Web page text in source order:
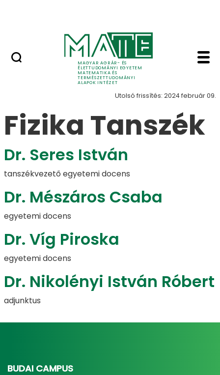
MAGYAR AGRÁR- ÉS
ÉLETTUDOMÁNYI EGYETEM
MATEMATIKA ÉS
TERMÉSZETTUDOMÁNYI
ALAPOK INTÉZET
Munkatársak - Fizika
Munkatársak
Utolsó frissítés: 2024 február 09.
Fizika Tanszék
Dr. Seres István
tanszékvezető egyetemi docens
Dr. Mészáros Csaba
egyetemi docens
Dr. Víg Piroska
egyetemi docens
Dr. Nikolényi István Róbert
adjunktus
BUDAI CAMPUS